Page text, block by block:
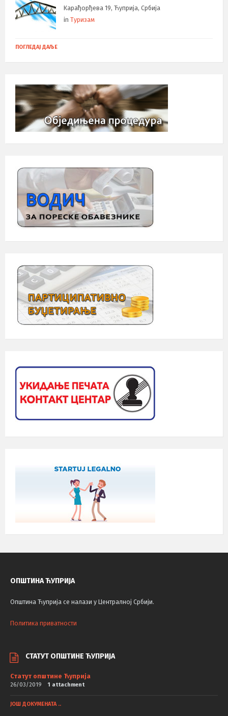
Карађорђева 19, Ћуприја, Србија
in Туризам
ПОГЛЕДАЈ ДАЉЕ
ОПШТИНА ЋУПРИЈА
Општина Ћуприја се налази у Централној Србији.
Политика приватности
СТАТУТ ОПШТИНЕ ЋУПРИЈА
Статут општине Ћуприја
26/03/2019 1 attachment
ЈОШ ДОКУМЕНАТА ..